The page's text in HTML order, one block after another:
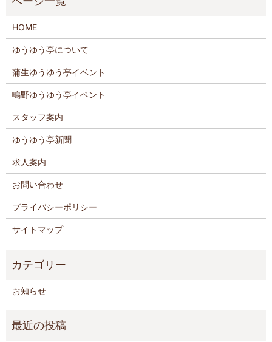
HOME
ゆうゆう亭について
蒲生ゆうゆう亭イベント
鴫野ゆうゆう亭イベント
スタッフ案内
ゆうゆう亭新聞
求人案内
お問い合わせ
プライバシーポリシー
サイトマップ
お知らせ